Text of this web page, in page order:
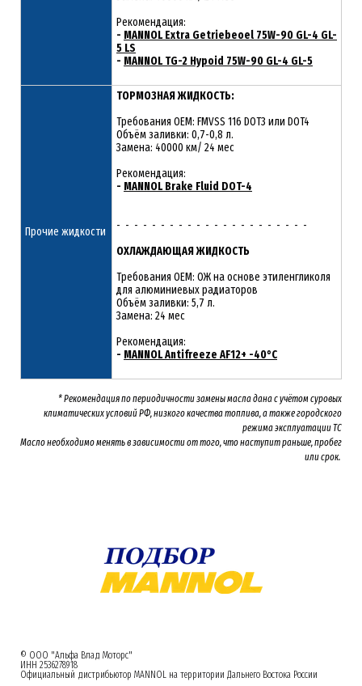
Рекомендация:
- MANNOL Extra Getriebeoel 75W-90 GL-4 GL-
5 LS
- MANNOL TG-2 Hypoid 75W-90 GL-4 GL-5
Прочие жидкости
ТОРМОЗНАЯ ЖИДКОСТЬ:
Требования OEM: FMVSS 116 DOT3 или DOT4
Объём заливки: 0,7-0,8 л.
Замена: 40000 км/ 24 мес
Рекомендация:
- MANNOL Brake Fluid DOT-4
- - - - - - - - - - - - - - - - - - - - - -
ОХЛАЖДАЮЩАЯ ЖИДКОСТЬ
Требования OEM: ОЖ на основе этиленгликоля
для алюминиевых радиаторов
Объём заливки: 5,7 л.
Замена: 24 мес
Рекомендация:
- MANNOL Antifreeze AF12+ -40°C
* Рекомендация по периодичности замены масла дана с учётом суровых
климатических условий РФ, низкого качества топлива, а также городского
режима эксплуатации ТС
Масло необходимо менятьв зависимости от того, что наступит раньше, пробег
или срок.
© ООО "Альфа Влад Моторс"
ИНН 2536278918
Официальный дистрибьютор MANNOL на территории Дальнего Востока России